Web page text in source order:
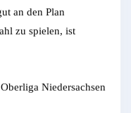
an den Plan
zu spielen, ist
Niedersachsen